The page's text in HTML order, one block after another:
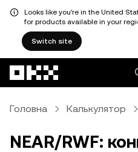
Looks like you're in the United
for products available in your
Switch site
Головна Калькулятор
NEAR/RWF: